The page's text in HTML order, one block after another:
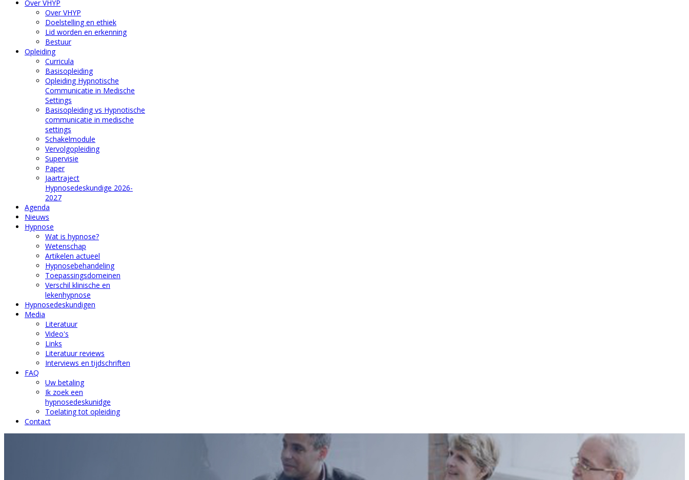
Over VHYP
Over VHYP
Doelstelling en ethiek
Lid worden en erkenning
Bestuur
Opleiding
Curricula
Basisopleiding
Opleiding Hypnotische
Communicatie in Medische
Settings
Basisopleiding vs Hypnotische
communicatie in medische
settings
Schakelmodule
Vervolgopleiding
Supervisie
Paper
Jaartraject
Hypnosedeskundige 2026-
2027
Agenda
Nieuws
Hypnose
Wat is hypnose?
Wetenschap
Artikelen actueel
Hypnosebehandeling
Toepassingsdomeinen
Verschil klinische en
lekenhypnose
Hypnosedeskundigen
Media
Literatuur
Video's
Links
Literatuur reviews
Interviews en tijdschriften
FAQ
Uw betaling
Ik zoek een
hypnosedeskunidge
Toelating tot opleiding
Contact